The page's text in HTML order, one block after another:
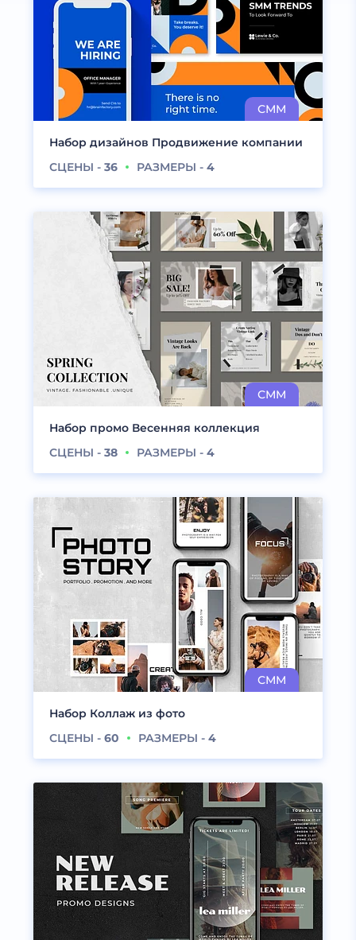
Набор дизайнов Продвижение компании
СЦЕНЫ - 36 РАЗМЕРЫ - 4
Набор промо Весенняя коллекция
СЦЕНЫ - 38 РАЗМЕРЫ - 4
Набор Коллаж из фото
СЦЕНЫ - 60 РАЗМЕРЫ - 4